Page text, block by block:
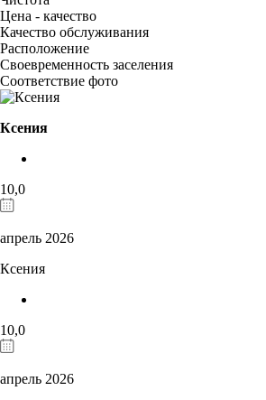
Цена - качество
Качество обслуживания
Расположение
Своевременность заселения
Соответствие фото
Ксения
10,0
апрель 2026
Ксения
10,0
апрель 2026